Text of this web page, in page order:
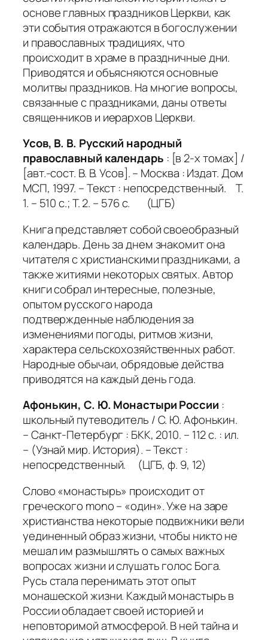
основе главных праздников Церкви, как
эти события отражаются в богослужении
и православных традициях, что
происходит в храме в праздничные дни.
Приводятся и объясняются основные
молитвы праздников. На многие вопросы,
связанные с праздниками, даны ответы
священников и иерархов Церкви.
Усов, В. В. Русский народный
православный календарь : [в 2-х томах] /
[авт.-сост. В. В. Усов]. – Москва : Издат. Дом
МСП, 1997. – Текст : непосредственный. Т.
1. – 510 с.; Т. 2. – 576 с. (ЦГБ)
Книга представляет собой своеобразный
календарь. День за днем знакомит она
читателя с христианскими праздниками, а
также житиями некоторых святых. Автор
книги собрал интересные, полезные,
опытом русского народа
подтвержденные наблюдения за
изменениями погоды, ритмов жизни,
характера сельскохозяйственных работ.
Народные обычаи, обрядовые действа
приводятся на каждый день года.
Афонькин, С. Ю. Монастыри России :
школьный путеводитель / С. Ю. Афонькин.
– Санкт-Петербург : БКК, 2010. – 112 с. : ил.
– (Узнай мир. История). – Текст :
непосредственный. (ЦГБ, ф. 9, 12)
Слово «монастырь» происходит от
греческого mono – «один». Уже на заре
христианства некоторые подвижники вели
уединенный образ жизни, чтобы никто не
мешал им размышлять о самых важных
вопросах жизни и слушать голос Бога.
Русь стала перенимать этот опыт
монашеской жизни. Каждый монастырь в
России обладает своей историей и
неповторимой атмосферой. В ней тайна и